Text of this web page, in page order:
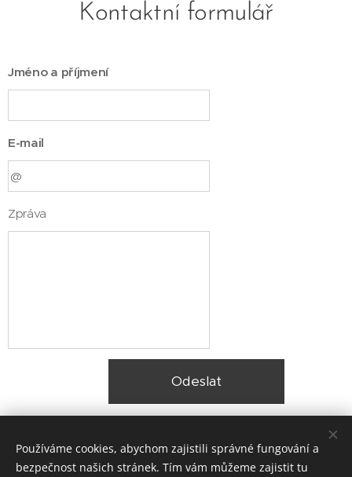
Kontaktní formulář
Jméno a příjmení
E-mail
Zpráva
Odeslat
Používáme cookies, abychom zajistili správné fungování a
bezpečnost našich stránek. Tím vám můžeme zajistit tu